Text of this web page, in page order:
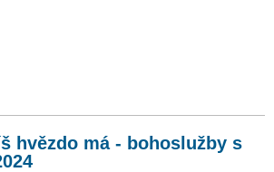
hvězdo má - bohoslužby s